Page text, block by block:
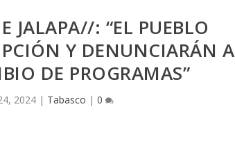
JALAPA//: “EL PUEBLO
Y DENUNCIARÁN A
DE PROGRAMAS”
2024 | Tabasco |0